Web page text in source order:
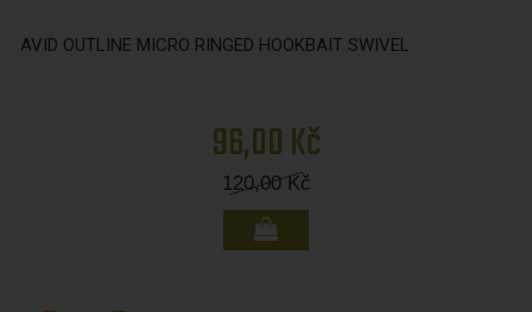
AVID OUTLINE MICRO RINGED HOOKBAIT SWIVEL
96,00 Kč
120,00Kč